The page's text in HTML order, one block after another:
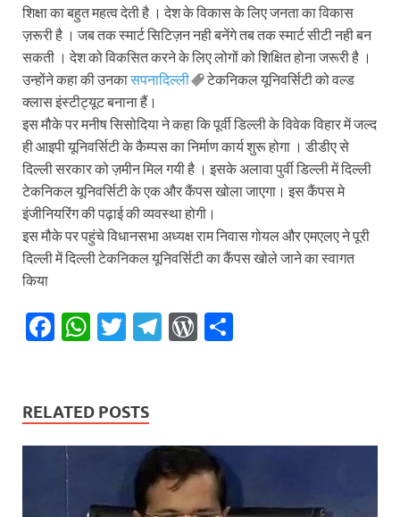
शिक्षा का बहुत महत्व देती है । देश के विकास के लिए जनता का विकास
ज़रूरी है । जब तक स्मार्ट सिटिज़न नही बनेंगे तब तक स्मार्ट सीटी नही बन
सकती । देश को विकसित करने के लिए लोगों को शिक्षित होना जरूरी है ।
उन्होंने कहा की उनकासपनादिल्ली
टेकनिकल यूनिवर्सिटी को वल्ड
क्लास इंस्टीट्यूट बनाना हैं।
इस मौके पर मनीष सिसोदिया ने कहा कि पूर्वी डिल्ली के विवेक विहार में जल्द
ही आइपी यूनिवर्सिटी के कैम्पस का निर्माण कार्य शुरू होगा । डीडीए से
दिल्ली सरकार को ज़मीन मिल गयी है । इसके अलावा पुर्वी डिल्ली में दिल्ली
टेकनिकल यूनिवर्सिटी के एक और कैंपस खोला जाएगा। इस कैंपस मे
इंजीनियरिंग की पढ़ाई की व्यवस्था होगी।
इस मौके पर पहुंचे विधानसभा अध्यक्ष राम निवास गोयल और एमएलए ने पूरी
दिल्ली में दिल्ली टेकनिकल यूनिवर्सिटी का कैंपस खोले जाने का स्वागत
किया
F
b
o
o
W
s
A
p
T
er
T
a
m
W
re
ss
RELATED POSTS